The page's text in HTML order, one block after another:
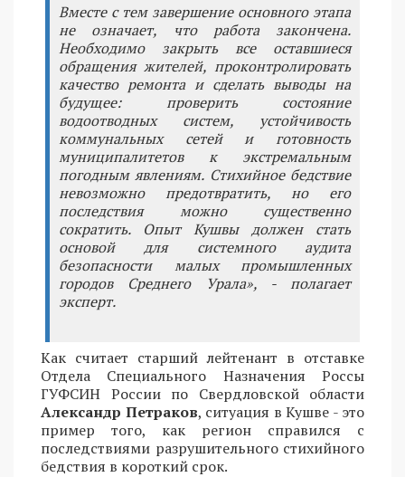
Вместе с тем завершение основного этапа
не означает, что работа закончена.
Необходимо закрыть все оставшиеся
обращения жителей, проконтролировать
качество ремонта и сделать выводы на
будущее: проверить состояние
водоотводных систем, устойчивость
коммунальных сетей и готовность
муниципалитетов к экстремальным
погодным явлениям. Стихийное бедствие
невозможно предотвратить, но его
последствия можно существенно
сократить. Опыт Кушвы должен стать
основой для системного аудита
безопасности малых промышленных
городов Среднего Урала», - полагает
эксперт.
Как считает старший лейтенант в отставке
Отдела Специального Назначения Россы
ГУФСИН России по Свердловской области
Александр Петраков, ситуация в Кушве - это
пример того, как регион справился с
последствиями разрушительного стихийного
бедствия в короткий срок.